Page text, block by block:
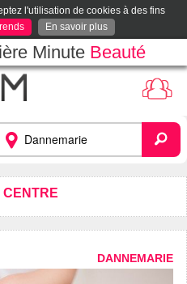
l'utilisation de cookies à des fins
En savoir plus
Minute Beauté
DANNEMARIE